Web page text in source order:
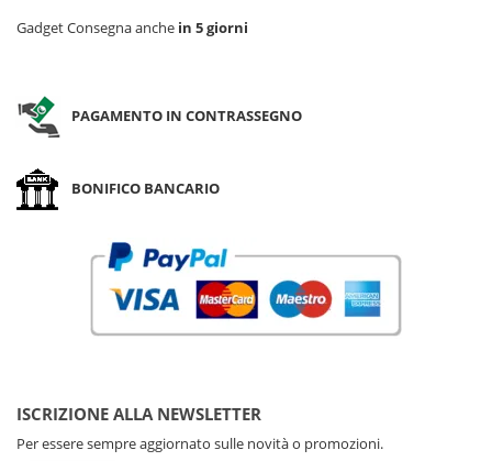
Gadget Consegna anche in 5 giorni
PAGAMENTO IN CONTRASSEGNO
BONIFICO BANCARIO
ISCRIZIONE ALLA NEWSLETTER
Per essere sempre aggiornato sulle novità o promozioni.